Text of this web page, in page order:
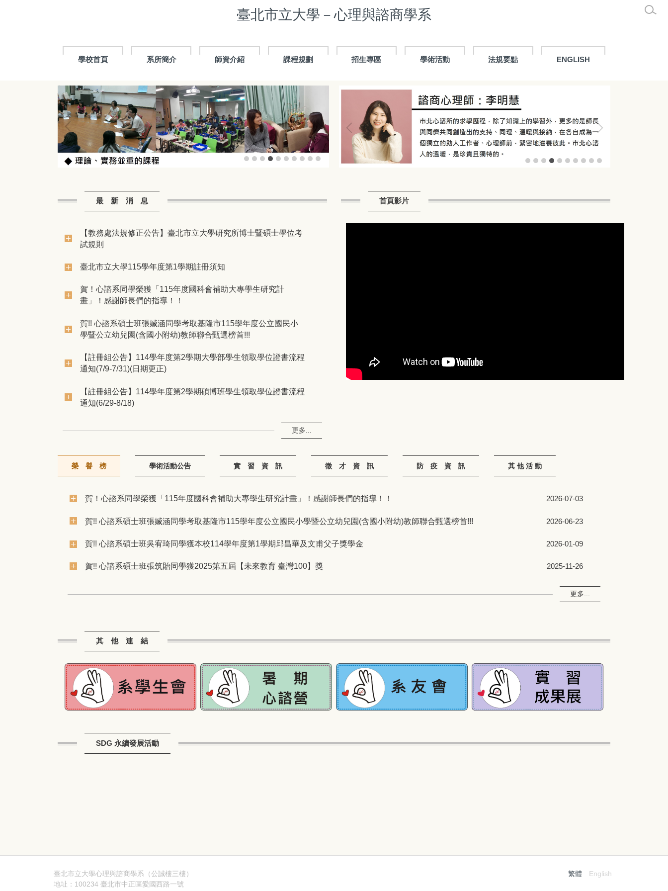
臺北市立大學－心理與諮商學系
學校首頁 系所簡介 師資介紹 課程規劃 招生專區 學術活動 法規要點 ENGLISH
最 新 消 息
【教務處法規修正公告】臺北市立大學研究所博士暨碩士學位考
試規則
臺北市立大學115學年度第1學期註冊須知
賀！心諮系同學榮獲「115年度國科會補助大專學生研究計
畫」！感謝師長們的指導！！
賀!! 心諮系碩士班張媙涵同學考取基隆市115學年度公立國民小
學暨公立幼兒園(含國小附幼)教師聯合甄選榜首!!!
【註冊組公告】114學年度第2學期大學部學生領取學位證書流程
通知(7/9-7/31)(日期更正)
【註冊組公告】114學年度第2學期碩博班學生領取學位證書流程
通知(6/29-8/18)
更多...
首頁影片
榮 譽 榜 學術活動公告 實 習 資 訊 徵 才 資 訊 防 疫 資 訊 其 他 活 動
賀！心諮系同學榮獲「115年度國科會補助大專學生研究計畫」！感謝師長們的指導！！ 2026-07-03
賀!! 心諮系碩士班張媙涵同學考取基隆市115學年度公立國民小學暨公立幼兒園(含國小附幼)教師聯合甄選榜首!!! 2026-06-23
賀!! 心諮系碩士班吳宥琦同學獲本校114學年度第1學期邱昌華及文甫父子獎學金 2026-01-09
賀!! 心諮系碩士班張筑貽同學獲2025第五屆【未來教育 臺灣100】獎 2025-11-26
更多...
其 他 連 結
SDG 永續發展活動
繁體 English
臺北市立大學心理與諮商學系（公誠樓三樓）
地址：100234 臺北市中正區愛國西路一號